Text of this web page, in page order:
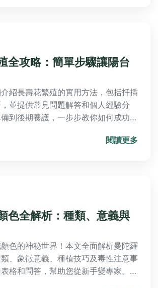
全攻略：簡單步驟讓陽台
紹長壽花繁殖的實用方法，包括扦插
並提供常見問題解答和個人經驗分
到後期養護，一步步教你如何成功繁
閱讀更多
色全解析：種類、意義與
色的神秘世界！本文全面解析曼陀羅
、象徵意義、種植技巧及毒性注意事
格和問答，幫助您從新手變專家。深